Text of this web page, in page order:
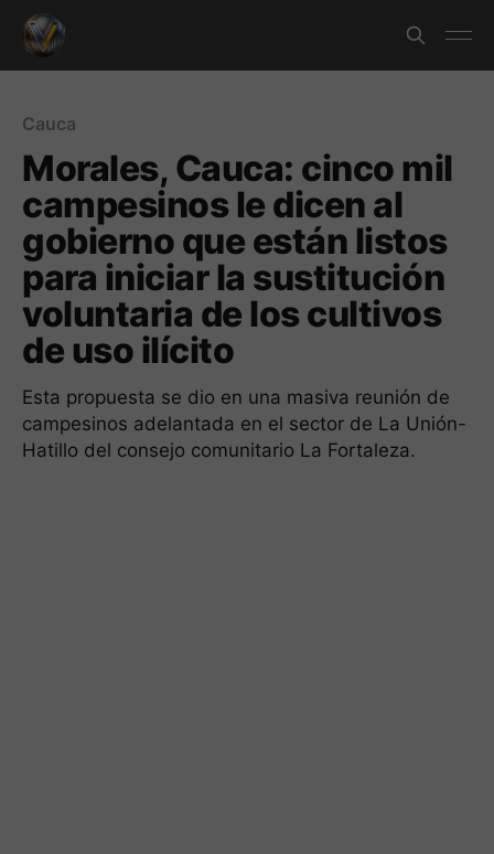
Cauca
Morales, Cauca: cinco mil
campesinos le dicen al
gobierno que están listos
para iniciar la sustitución
voluntaria de los cultivos
de uso ilícito
Esta propuesta se dio en una masiva reunión de
campesinos adelantada en el sector de La Unión-
Hatillo del consejo comunitario La Fortaleza.